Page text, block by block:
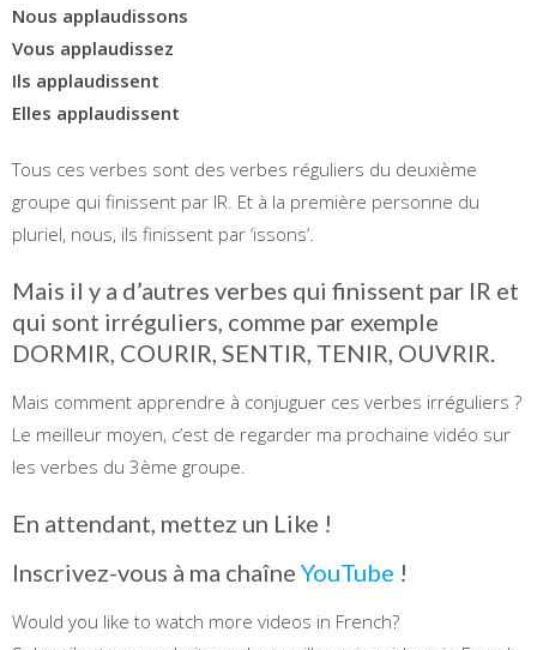
Nous applaudissons
Vous applaudissez
Ils applaudissent
Elles applaudissent
Tous ces verbes sont des verbes réguliers du deuxième
groupe qui finissent par IR. Et à la première personne du
pluriel, nous, ils finissent par ‘issons’.
Mais il y a d’autres verbes qui finissent par IR et
qui sont irréguliers, comme par exemple
DORMIR, COURIR, SENTIR, TENIR, OUVRIR.
Mais comment apprendre à conjuguer ces verbes irréguliers ?
Le meilleur moyen, c’est de regarder ma prochaine vidéo sur
les verbes du 3ème groupe.
En attendant, mettez un Like !
Inscrivez-vous à ma chaîne YouTube !
Would you like to watch more videos in French?